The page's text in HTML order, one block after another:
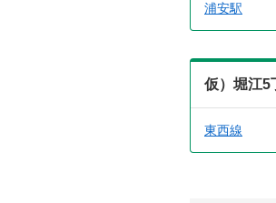
浦安駅
仮）堀江5
東西線